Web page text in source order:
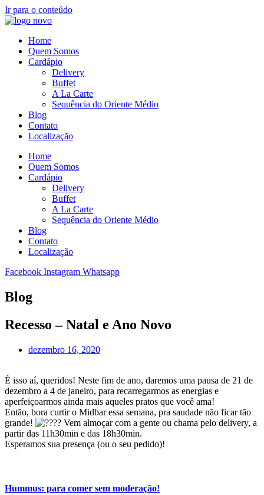
Ir para o conteúdo
Home
Quem Somos
Cardápio
Delivery
Buffet
A La Carte
Sequência do Oriente Médio
Blog
Contato
Localização
Home
Quem Somos
Cardápio
Delivery
Buffet
A La Carte
Sequência do Oriente Médio
Blog
Contato
Localização
Facebook Instagram Whatsapp
Blog
Recesso – Natal e Ano Novo
dezembro 16, 2020
É isso aí, queridos! Neste fim de ano, daremos uma pausa de 21 de
dezembro a 4 de janeiro, para recarregarmos as energias e
aperfeiçoarmos ainda mais aqueles pratos que você ama!
Então, bora curtir o Midbar essa semana, pra saudade não ficar tão
grande!
Vem almoçar com a gente ou chama pelo delivery, a
partir das 11h30min e das 18h30min.
Esperamos sua presença (ou o seu pedido)!
Hummus: para comer sem moderação!